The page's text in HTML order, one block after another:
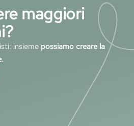
maggiori
insieme possiamo creare la
.